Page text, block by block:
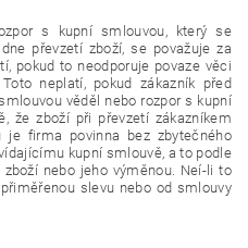
s kupní smlouvou, který se
převzetí zboží, se považuje za
pokud to neodporuje povaze věci
neplatí, pokud zákazník před
věděl nebo rozpor s kupní
že zboží při převzetí zákazníkem
firma povinna bez zbytečného
kupní smlouvě, a to podle
nebo jeho výměnou. Neí-li to
slevu nebo od smlouvy